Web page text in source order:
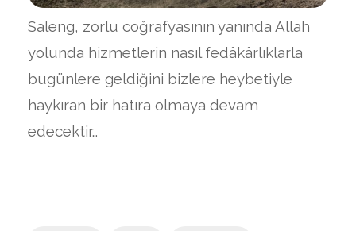
Saleng, zorlu coğrafyasının yanında Allah
yolunda hizmetlerin nasıl fedâkârlıklarla
bugünlere geldiğini bizlere heybetiyle
haykıran bir hatıra olmaya devam
edecektir…